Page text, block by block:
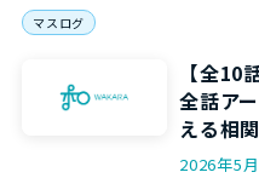
マスログ
【全10
全話ア
える相
2026年5